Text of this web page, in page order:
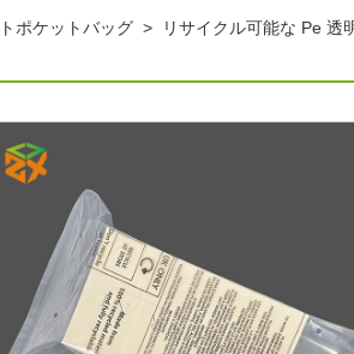
ポケットバッグ > リサイクル可能な Pe 透